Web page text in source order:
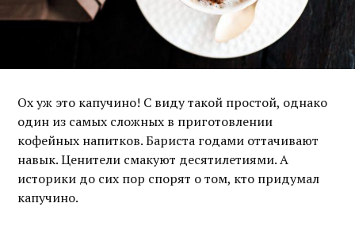
Ох уж это капучино! С виду такой простой, однако
один из самых сложных в приготовлении
кофейных напитков. Бариста годами оттачивают
навык. Ценители смакуют десятилетиями. А
историки до сих пор спорят о том, кто придумал
капучино.